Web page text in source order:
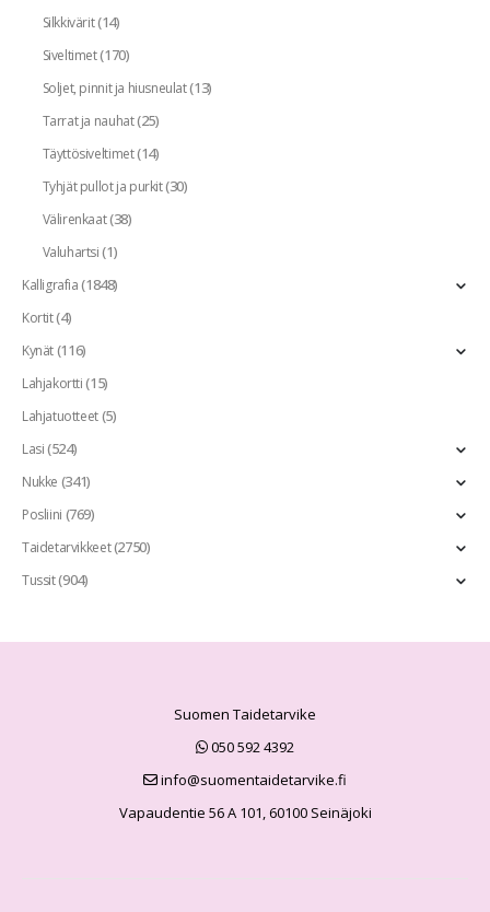
Silkkivärit(14)
Siveltimet(170)
Soljet, pinnit ja hiusneulat(13)
Tarrat ja nauhat(25)
Täyttösiveltimet(14)
Tyhjät pullot ja purkit(30)
Välirenkaat(38)
Valuhartsi(1)
Kalligrafia(1848)
Kortit(4)
Kynät(116)
Lahjakortti(15)
Lahjatuotteet(5)
Lasi(524)
Nukke (341)
Posliini (769)
Taidetarvikkeet(2750)
Tussit(904)
Suomen Taidetarvike
050 592 4392
info@suomentaidetarvike.fi
Vapaudentie 56 A 101, 60100 Seinäjoki